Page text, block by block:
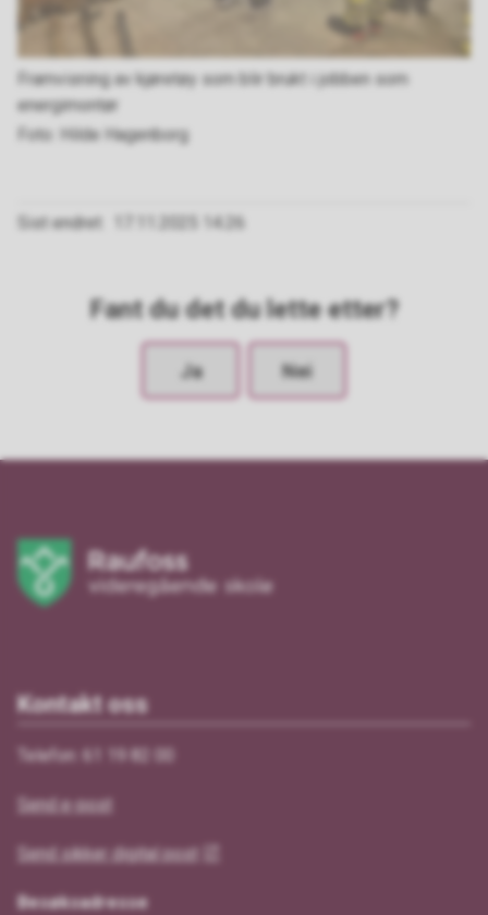
Framvisning av kjøretøy som blir brukt i jobben som
energimontør
Hilde Hagenborg
Sist endret 17.11.2025 14.26
Fant du det du lette etter?
Ja Nei
Kontakt oss
Telefon: 61 19 82 00
Send e-post
Send sikker digital post
Besøksadresse